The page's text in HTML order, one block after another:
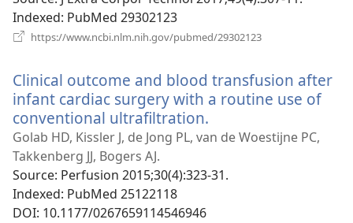
Indexed‎: PubMed 29302123
https://www.ncbi.nlm.nih.gov/pubmed/29302123
вікні)
Clinical outcome and blood transfusion after
infant cardiac surgery with a routine use of
conventional ultrafiltration.
у
вікні)
Golab HD, Kissler J, de Jong PL, van de Woestijne PC,
Takkenberg JJ, Bogers AJ.
Source‎: Perfusion 2015;30(4):323-31.
Indexed‎: PubMed 25122118
DOI‎: 10.1177/0267659114546946